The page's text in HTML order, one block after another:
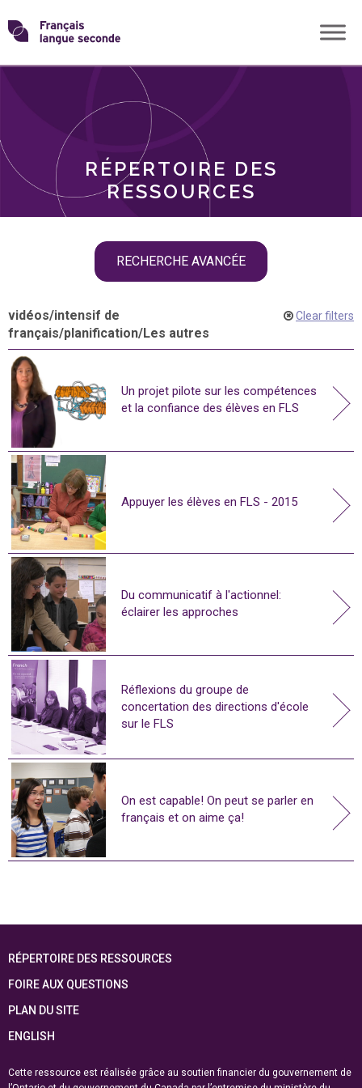
Skip
toTransformons
langue
RÉPERTOIRE DES
RESSOURCES
RECHERCHE AVANCÉE
THÈMES
vidéos/intensif de
français/planification/Les autres
Clear filters
Un projet pilote sur les compétences
et la confiance des élèves en FLS
Appuyer les élèves en FLS - 2015
Du communicatif à l'actionnel:
éclairer les approches
Réflexions du groupe de
concertation des directions d'école
sur le FLS
On est capable! On peut se parler en
français et on aime ça!
RÉPERTOIRE DES RESSOURCES
FOIRE AUX QUESTIONS
PLAN DU SITE
ENGLISH
Cette ressource est réalisée grâce au soutien financier du gouvernement de